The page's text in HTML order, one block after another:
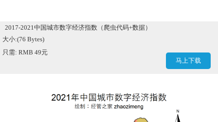
2017-2021中国城市数字经济指数（爬虫代码+数据）
大小:(76 Bytes)
只需: RMB 49元
马上下载